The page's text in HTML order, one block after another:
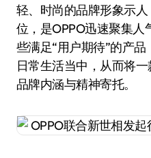
轻、时尚的品牌形象示
位，是OPPO迅速聚集
些满足“用户期待”的产
日常生活当中，从而将
品牌内涵与精神寄托。